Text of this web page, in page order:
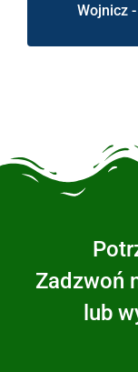
Wojnicz
Zadzwoń
lub